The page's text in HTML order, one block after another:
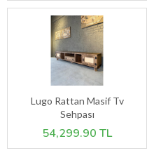
Lugo Rattan Masif Tv
Sehpası
54,299.90 TL